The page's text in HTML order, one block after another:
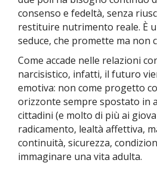
consenso e fedeltà, senza
restituire nutrimento reale. È
seduce, che promette ma non
Come accade nelle relazioni
narcisistico, infatti, il futuro
emotiva: non come progetto
orizzonte sempre spostato in
cittadini (e molto di più ai
radicamento, lealtà affettiva,
continuità, sicurezza,
immaginare una vita adulta.